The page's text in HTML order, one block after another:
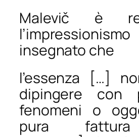
Malevič è
insegnato che
l’essenza […]
dipingere con
fenomeni o
pura